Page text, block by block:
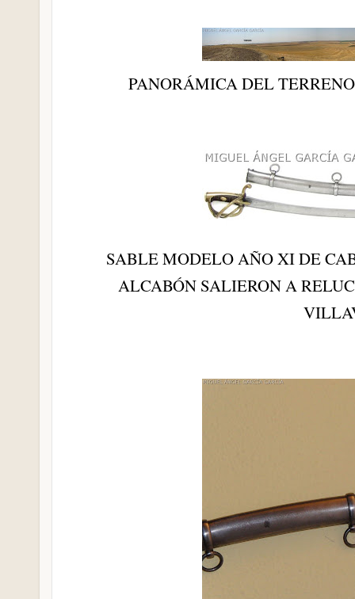
PANORÁMICA DEL
SABLE MODELO AÑO XI DE
ALCABÓN SALIERON A